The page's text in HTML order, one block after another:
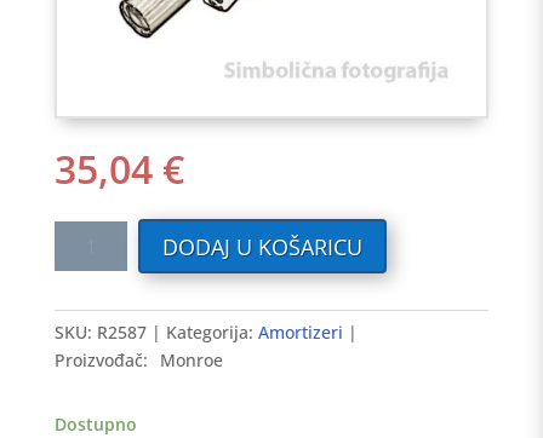
35,04 €
zadnji
količina
DODAJ U KOŠARICU
SKU: R2587 Kategorija: Amortizeri
Proizvođač:
Monroe
Dostupno